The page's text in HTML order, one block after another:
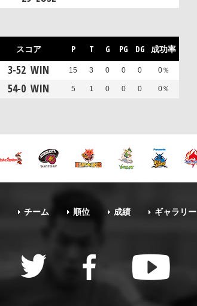
スコア P T G PG DG 成功率
3-52 WIN 15 3 0 0 0 0％
54-0 WIN 5 1 0 0 0 0％
チーム 順位 成績 ギャラリー